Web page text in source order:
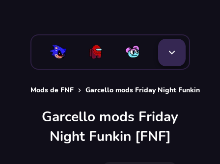
Mods de FNF Garcello mods Friday Night Funkin [FNF]
Garcello mods Friday
Night Funkin [FNF]